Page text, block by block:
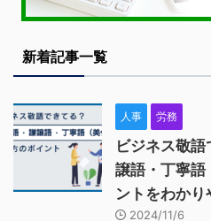
新着記事一覧
人事 労務
ビジネス敬
譲語・丁寧語
ントをわかり
2024/11/6